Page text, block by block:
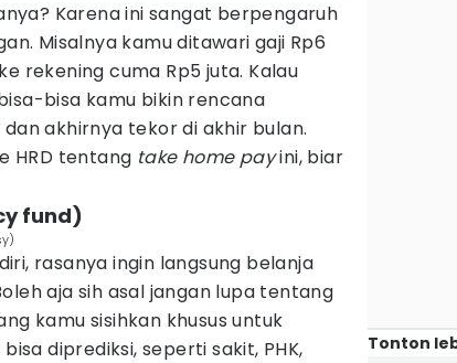
Karena ini sangat berpengaruh
Misalnya kamu ditawari gaji Rp6
rekening cuma Rp5 juta. Kalau
bisa kamu bikin rencana
akhirnya tekor di akhir bulan.
HRD tentang take home payini, biar
fund)
rasanya ingin langsung belanja
aja sih asal jangan lupa tentang
kamu sisihkan khusus untuk
diprediksi, seperti sakit, PHK,
Tonton